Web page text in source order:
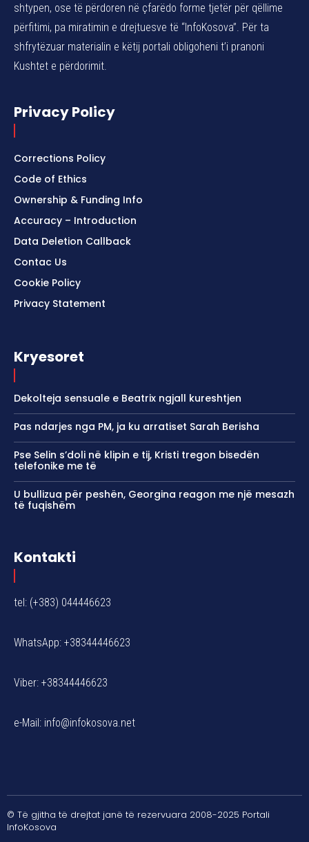
shtypen, ose të përdoren në çfarëdo forme tjetër për qëllime
përfitimi, pa miratimin e drejtuesve të “InfoKosova”. Për ta
shfrytëzuar materialin e këtij portali obligoheni t’i pranoni
Kushtet e përdorimit.
Privacy Policy
Corrections Policy
Code of Ethics
Ownership & Funding Info
Accuracy – Introduction
Data Deletion Callback
Contac Us
Cookie Policy
Privacy Statement
Kryesoret
Dekolteja sensuale e Beatrix ngjall kureshtjen
Pas ndarjes nga PM, ja ku arratiset Sarah Berisha
Pse Selin s’doli në klipin e tij, Kristi tregon bisedën
telefonike me të
U bullizua për peshën, Georgina reagon me një mesazh
të fuqishëm
Kontakti
tel: (+383) 044446623
WhatsApp: +38344446623
Viber: +38344446623
e-Mail: info@infokosova.net
© Të gjitha të drejtat janë të rezervuara 2008-2025 Portali
InfoKosova